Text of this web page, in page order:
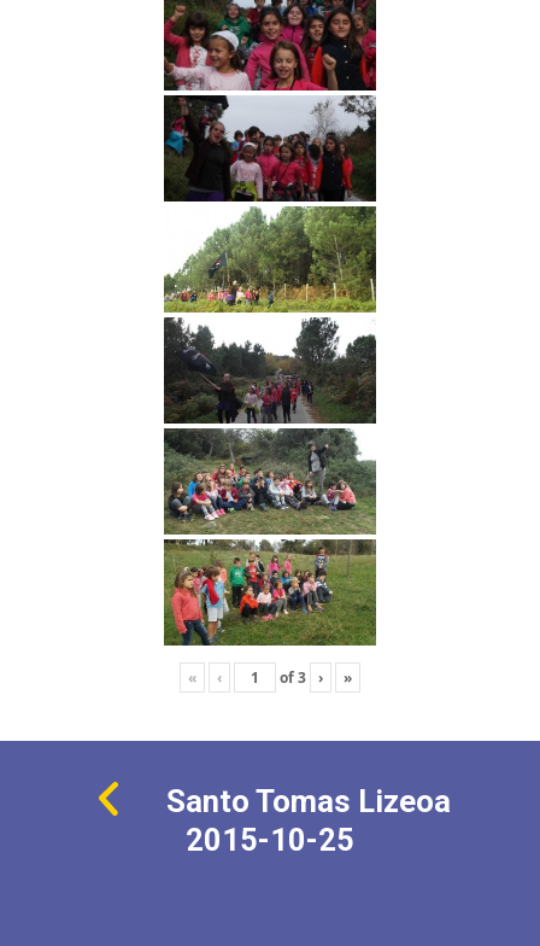
« ‹ of3 › »
Santo Tomas Lizeoa
2015-10-25